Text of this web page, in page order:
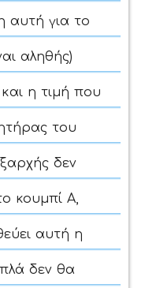
αυτή για το
αληθής)
η τιμή που
του
δεν
κουμπί Α,
αυτή η
δεν θα